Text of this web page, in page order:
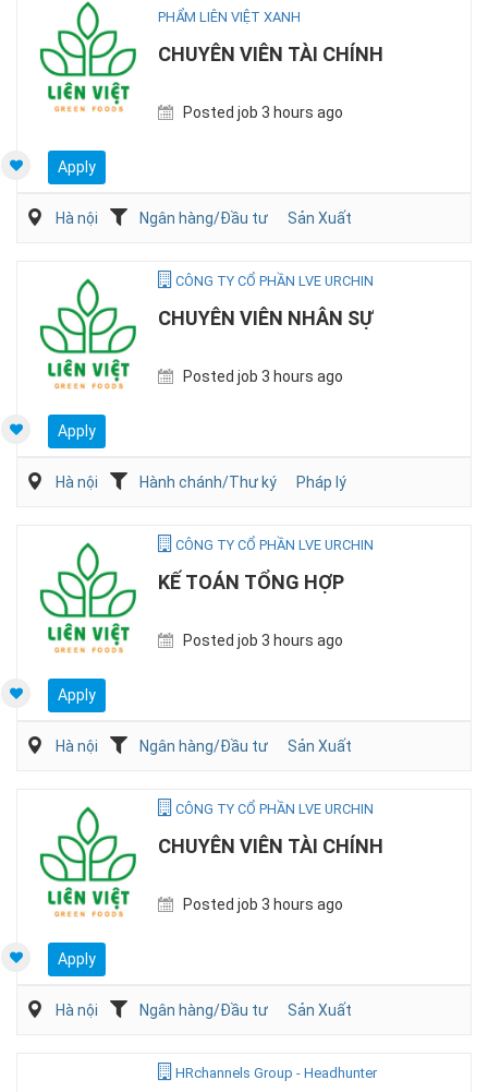
PHẨM LIÊN VIỆT XANH
CHUYÊN VIÊN TÀI CHÍNH
Posted job 3 hours ago
Apply
Hà nội Ngân hàng/Đầu tư Sản Xuất
CÔNG TY CỔ PHẦN LVE URCHIN
CHUYÊN VIÊN NHÂN SỰ
Posted job 3 hours ago
Apply
Hà nội Hành chánh/Thư ký Pháp lý
CÔNG TY CỔ PHẦN LVE URCHIN
KẾ TOÁN TỔNG HỢP
Posted job 3 hours ago
Apply
Hà nội Ngân hàng/Đầu tư Sản Xuất
CÔNG TY CỔ PHẦN LVE URCHIN
CHUYÊN VIÊN TÀI CHÍNH
Posted job 3 hours ago
Apply
Hà nội Ngân hàng/Đầu tư Sản Xuất
HRchannels Group - Headhunter